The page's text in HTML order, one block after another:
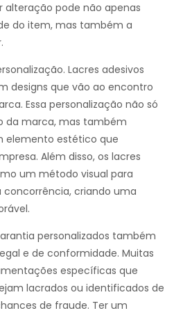
alteração pode não apenas
do item, mas também a
Lacres adesivos
designs que vão ao encontro
Essa personalização não só
da marca, mas também
elemento estético que
Além disso, os lacres
um método visual para
criando uma
personalizados também
e de conformidade. Muitas
específicas que
lacrados ou identificados de
de fraude. Ter um